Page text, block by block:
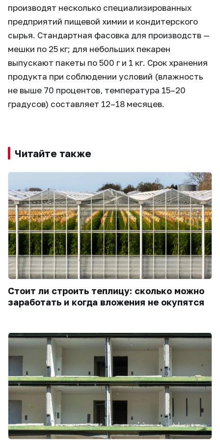
производят несколько специализированных
предприятий пищевой химии и кондитерского
сырья. Стандартная фасовка для производств —
мешки по 25 кг; для небольших пекарен
выпускают пакеты по 500 г и 1 кг. Срок хранения
продукта при соблюдении условий (влажность
не выше 70 процентов, температура 15–20
градусов) составляет 12–18 месяцев.
Читайте также
Стоит ли строить теплицу: сколько можно
заработать и когда вложения не окупятся